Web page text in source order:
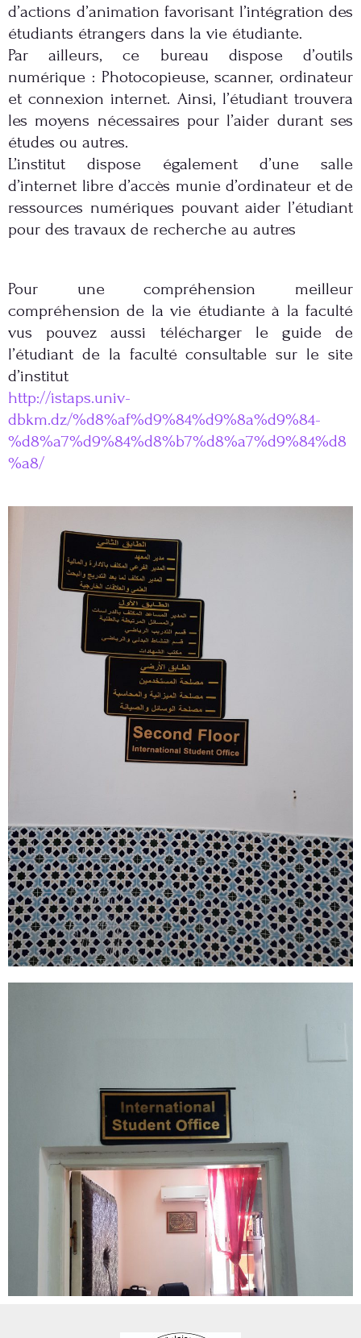
d’actions d’animation favorisant l’intégration des
étudiants étrangers dans la vie étudiante.
Par ailleurs, ce bureau dispose d’outils
numérique : Photocopieuse, scanner, ordinateur
et connexion internet. Ainsi, l’étudiant trouvera
les moyens nécessaires pour l’aider durant ses
études ou autres.
L’institut dispose également d’une salle
d’internet libre d’accès munie d’ordinateur et de
ressources numériques pouvant aider l’étudiant
pour des travaux de recherche au autres
Pour une compréhension meilleur
compréhension de la vie étudiante à la faculté
vus pouvez aussi télécharger le guide de
l’étudiant de la faculté consultable sur le site
d’institut
http://istaps.univ-
dbkm.dz/%d8%af%d9%84%d9%8a%d9%84-
%d8%a7%d9%84%d8%b7%d8%a7%d9%84%d8
%a8/